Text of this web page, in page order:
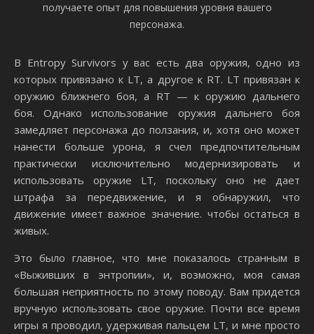
получаете опыт для повышения уровня вашего
персонажа.
В Entropy Survivors у вас есть два оружия, одно из
которых привязано к LT, а другое к RT. LT привязан к
оружию ближнего боя, а RT — к оружию дальнего
боя. Однако использование оружия дальнего боя
замедляет персонажа до ползания, и, хотя оно может
нанести больше урона, я счел предпочтительным
практически исключительно модернизировать и
использовать оружие LT, поскольку оно не дает
штрафа за передвижение, и я обнаружил, что
движение имеет важное значение. чтобы остаться в
живых.
Это было главное, что мне показалось странным в
«Выживших в энтропии», и, возможно, моя самая
большая неприятность по этому поводу. Вам придется
вручную использовать свое оружие. Почти все время
игры я проводил, удерживая пальцем LT, и мне просто